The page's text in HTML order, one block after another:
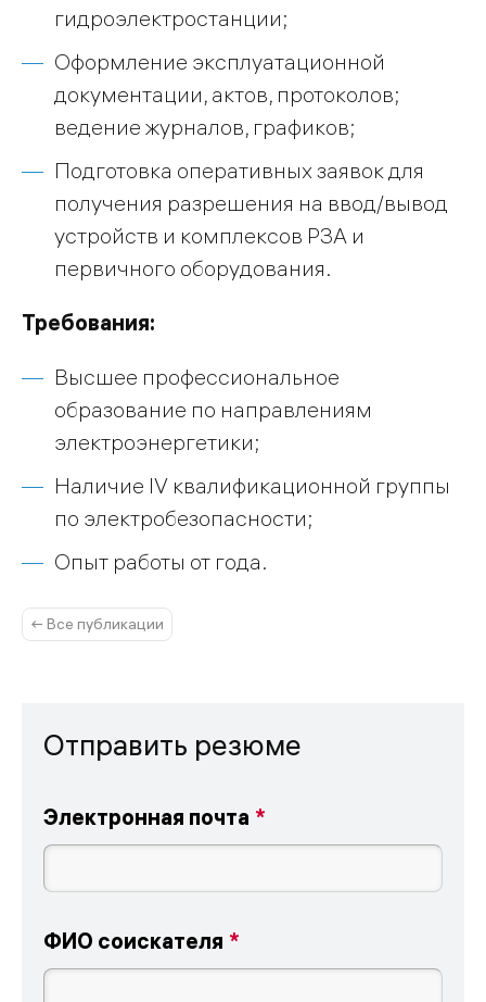
гидроэлектростанции;
Оформление эксплуатационной
документации, актов, протоколов;
ведение журналов, графиков;
Подготовка оперативных заявок для
получения разрешения на ввод/вывод
устройств и комплексов РЗА и
первичного оборудования.
Требования:
Высшее профессиональное
образование по направлениям
электроэнергетики;
Наличие IV квалификационной группы
по электробезопасности;
Опыт работы от года.
← Все публикации
Отправить резюме
Электронная почта
ФИО соискателя